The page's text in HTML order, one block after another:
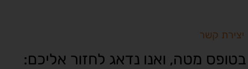
יצירת קשר
מטה, ואנו נדאג לחזור אליכם: